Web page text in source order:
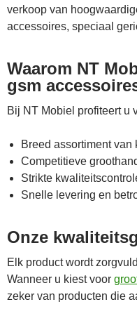
verkoop van
accessoires, speciaal
Waarom NT
gsm
Bij NT Mobiel profiteert u
Breed assortiment
Competitieve
Strikte
Snelle levering en
Onze
Elk product wordt
Wanneer u kiest voor
zeker van producten die